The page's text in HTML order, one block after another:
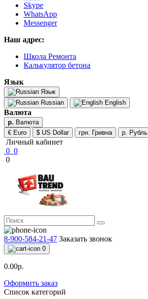
Skype
WhatsApp
Messenger
Наш адрес:
Школа Ремонта
Калькулятор бетона
Язык
Язык
Russian
English
Валюта
р. Валюта
€ Euro
$ US Dollar грн. Гривна р. Рубль
Личный кабинет
0 0
0
8-900-584-21-47 Заказать звонок
0
0.00р.
Оформить заказ
Список категорий